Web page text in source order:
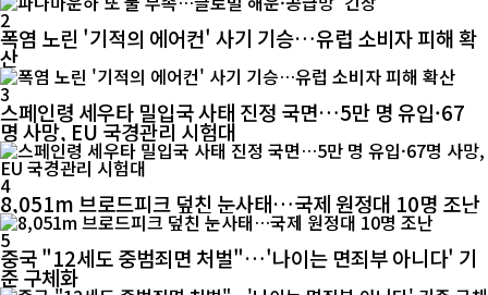
2
폭염 노린 '기적의 에어컨' 사기 기승…유럽 소비자 피해 확
산
3
스페인령 세우타 밀입국 사태 진정 국면…5만 명 유입·67
명 사망, EU 국경관리 시험대
4
8,051m 브로드피크 덮친 눈사태…국제 원정대 10명 조난
5
중국 "12세도 중범죄면 처벌"…'나이는 면죄부 아니다' 기
준 구체화